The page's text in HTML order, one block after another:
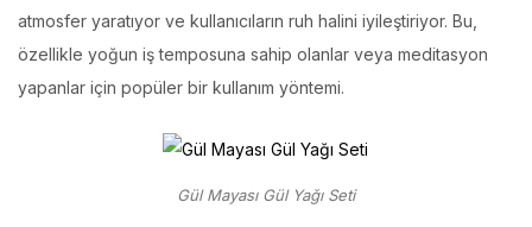
atmosfer yaratıyor ve kullanıcıların ruh halini iyileştiriyor. Bu,
özellikle yoğun iş temposuna sahip olanlar veya meditasyon
yapanlar için popüler bir kullanım yöntemi.
Gül Mayası Gül Yağı Seti